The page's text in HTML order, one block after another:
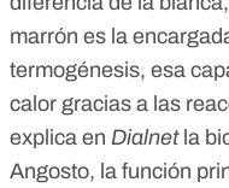
marrón es la
termogénesis, esa
calor gracias a las
explica en Dialnetla
Angosto, la función